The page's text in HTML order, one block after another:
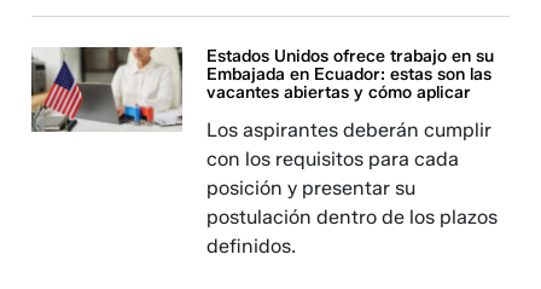
Estados Unidos ofrece trabajo en su
Embajada en Ecuador: estas son las
vacantes abiertas y cómo aplicar
Los aspirantes deberán cumplir
con los requisitos para cada
posición y presentar su
postulación dentro de los plazos
definidos.